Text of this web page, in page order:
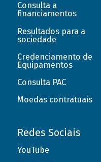
Consulta a
financiamentos
Resultados para a
sociedade
Credenciamento de
Equipamentos
Consulta PAC
Moedas contratuais
Redes Sociais
YouTube